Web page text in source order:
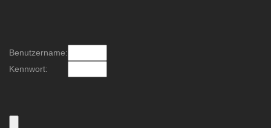
Benutzername:
Kennwort: